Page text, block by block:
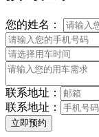
您的姓名：
联系地址：
联系地址：
立即预约